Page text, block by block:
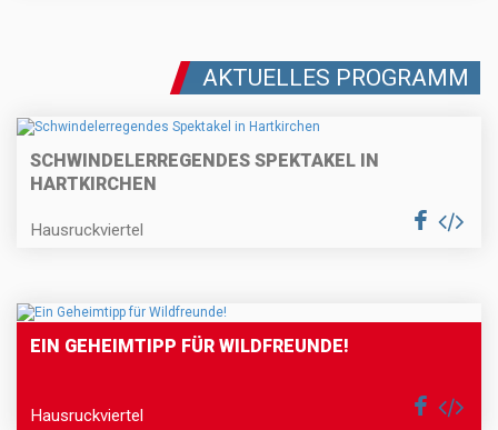
AKTUELLES PROGRAMM
SCHWINDELERREGENDES SPEKTAKEL IN
HARTKIRCHEN
Hausruckviertel
EIN GEHEIMTIPP FÜR WILDFREUNDE!
Hausruckviertel